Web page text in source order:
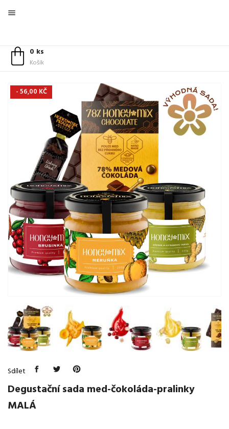

0 ks
Košík
- 56,00 KČ
Sdílet
Degustační sada med-čokoláda-pralinky
MALÁ